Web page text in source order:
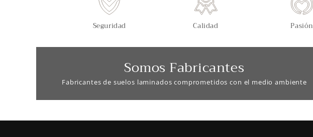
Seguridad Calidad Pasión
Somos Fabricantes
Fabricantes de suelos laminados comprometidos con el medio ambiente